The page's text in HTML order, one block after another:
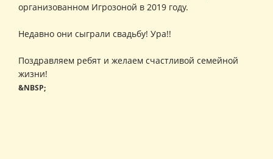
организованном Игрозоной в 2019 году.
Недавно они сыграли свадьбу! Ура!!
Поздравляем ребят и желаем счастливой семейной
жизни!
&NBSP;